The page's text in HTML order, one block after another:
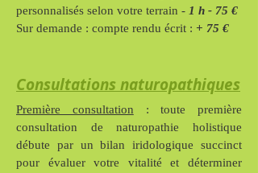
personnalisés selon votre terrain - 1 h - 75 €
Sur demande : compte rendu écrit : + 75 €
Consultations naturopathiques
Première consultation : toute première
consultation de naturopathie holistique
débute par un bilan iridologique succinct
pour évaluer votre vitalité et déterminer